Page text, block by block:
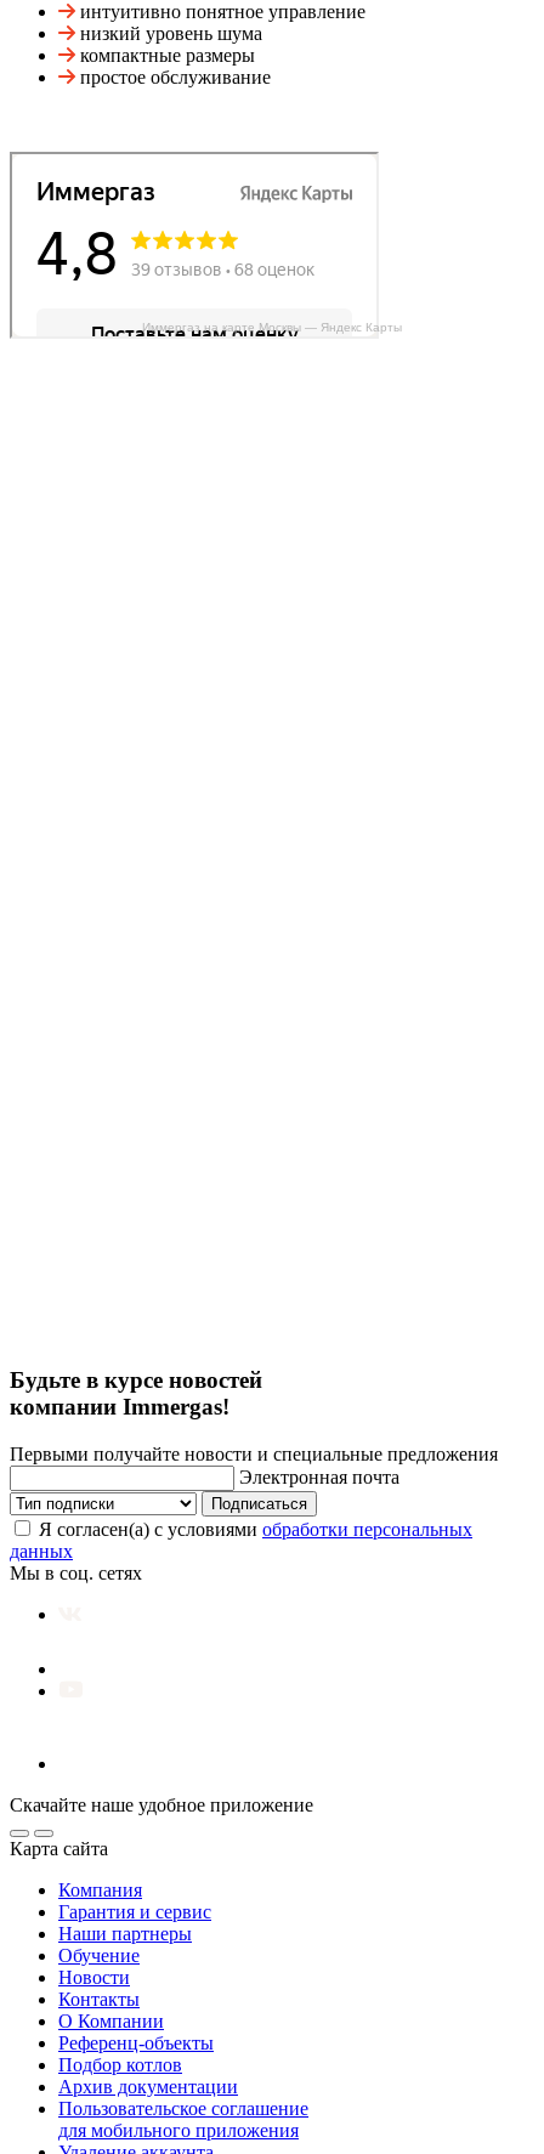
интуитивно понятное управление
низкий уровень шума
компактные размеры
простое обслуживание
Иммергаз на карте Москвы — Яндекс Карты
Будьте в курсе новостей
компании Immergas!
Первыми получайте новости и специальные предложения
Электронная почта
Подписаться
Я согласен(а) с условиями обработки персональных
данных
Мы в соц. сетях
Скачайте наше удобное приложение
Карта сайта
Компания
Гарантия и сервис
Наши партнеры
Обучение
Новости
Контакты
О Компании
Референц-объекты
Подбор котлов
Архив документации
Пользовательское соглашение
для мобильного приложения